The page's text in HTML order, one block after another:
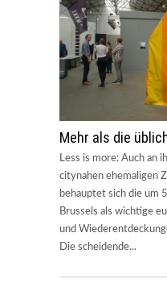
Mehr als die
Less is more: Auch an
citynahen ehemaligen
behauptet sich die um
Brussels als wichtige
und
Die scheidende...